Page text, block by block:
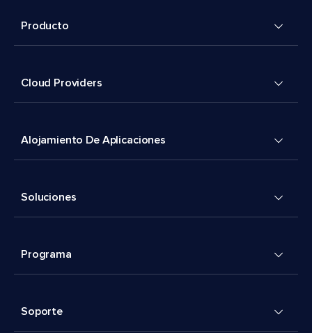
Producto
Cloud Providers
Alojamiento De Aplicaciones
Soluciones
Programa
Soporte